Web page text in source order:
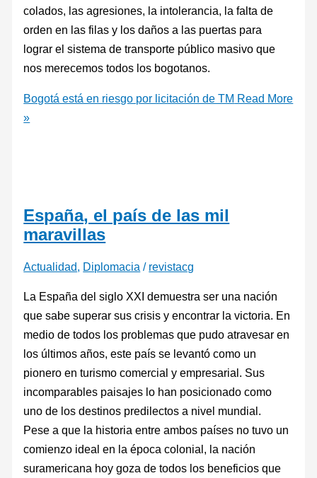
colados, las agresiones, la intolerancia, la falta de
orden en las filas y los daños a las puertas para
lograr el sistema de transporte público masivo que
nos merecemos todos los bogotanos.
Bogotá está en riesgo por licitación de TM Read More
»
España, el país de las mil
maravillas
Actualidad, Diplomacia / revistacg
La España del siglo XXI demuestra ser una nación
que sabe superar sus crisis y encontrar la victoria. En
medio de todos los problemas que pudo atravesar en
los últimos años, este país se levantó como un
pionero en turismo comercial y empresarial. Sus
incomparables paisajes lo han posicionado como
uno de los destinos predilectos a nivel mundial.
Pese a que la historia entre ambos países no tuvo un
comienzo ideal en la época colonial, la nación
suramericana hoy goza de todos los beneficios que